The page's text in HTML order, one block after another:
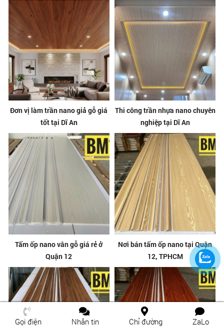
Đơn vị làm trần nano giả gỗ giá
tốt tại Dĩ An
Thi công trần nhựa nano chuyên
nghiệp tại Dĩ An
Tấm ốp nano vân gỗ giá rẻ ở
Quận 12
Nơi bán tấm ốp nano tại Quận
12, TPHCM
Gọi điện Nhắn tin Chỉ đường ZaLo